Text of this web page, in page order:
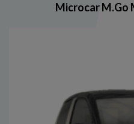
Microcar M.Go